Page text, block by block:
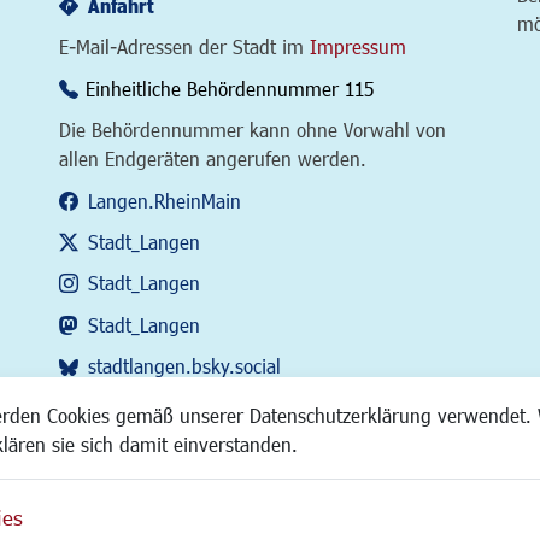
Cookies gemäß unserer Datenschutzerklärung
sie sich damit einverstanden.
Anfahrt
E-Mail-Adressen der Stadt im Impressum
Einheitliche Behördennummer 115
Die Behördennummer kann ohne Vorwahl von
allen Endgeräten angerufen werden.
Langen.RheinMain
Stadt_Langen
Stadt_Langen
Stadt_Langen
stadtlangen.bsky.social
RSS-Feed